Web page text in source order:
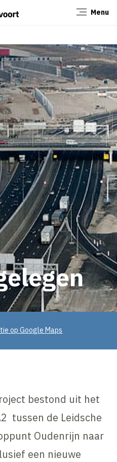
Menu
op Google Maps
bestond uit het
tussen de Leidsche
Oudenrijn naar
een nieuwe
Sluiten